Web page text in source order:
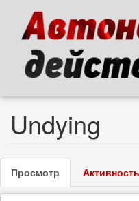
основному
содержанию
Undying
Главные
вкладки
Просмотр (активная
вкладка)
Активность